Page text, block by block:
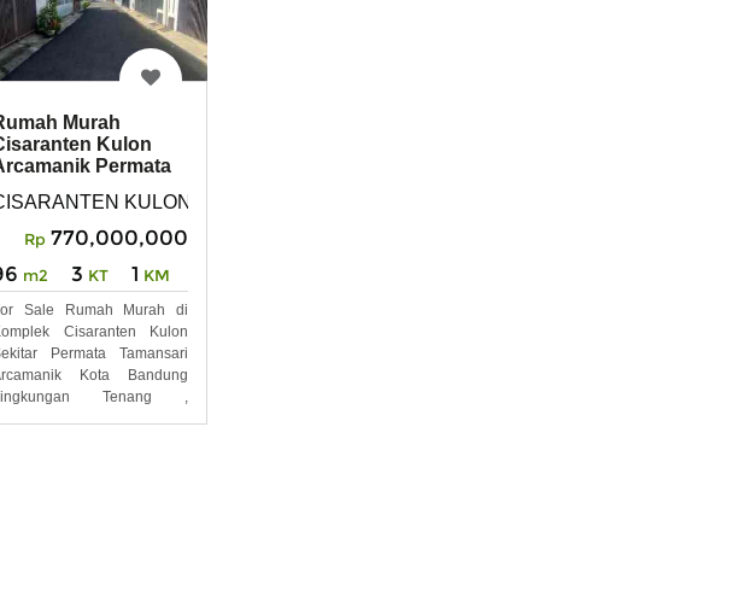
Kota
Murah
Kulon
Permata
KULON ARCAMANIK PERMATA TAMANSARI BANDUNG
Rp 770,000,000
m2 3 KT 1 KM
Sale Rumah Murah di
Cisaranten Kulon
Permata Tamansari
Kota Bandung
Tenang ,